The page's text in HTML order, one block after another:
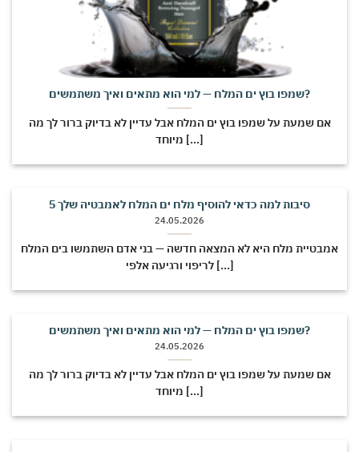
שמפו בוץ ים המלח — למי הוא מתאים ואיך משתמשים?
אם שמעת על שמפו בוץ ים המלח אבל עדיין לא בדיוק ברור לך מה
מיוחד [...]
5 סיבות למה כדאי להוסיף מלח ים המלח לאמבטיה שלך
24.05.2026
אמבטיית מלח היא לא המצאה חדשה — בני אדם השתמשו בים המלח
לריפוי ורגיעה אלפי [...]
שמפו בוץ ים המלח — למי הוא מתאים ואיך משתמשים?
24.05.2026
אם שמעת על שמפו בוץ ים המלח אבל עדיין לא בדיוק ברור לך מה
מיוחד [...]